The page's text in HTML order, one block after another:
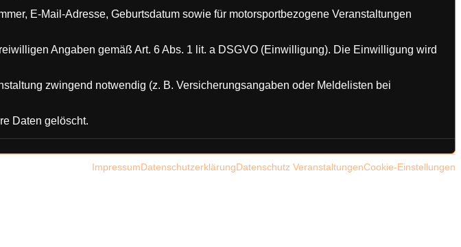
E-Mail-Adresse, Geburtsdatum sowie für motorsportbezogene Veranstaltungen
Angaben gemäß Art. 6 Abs. 1 lit. a DSGVO (Einwilligung). Die Einwilligung wird
zwingend notwendig (z. B. Versicherungsangaben oder Meldelisten bei
Daten gelöscht.
ImpressumDatenschutzerklärungDatenschutz VeranstaltungenCookie-Einstellungen